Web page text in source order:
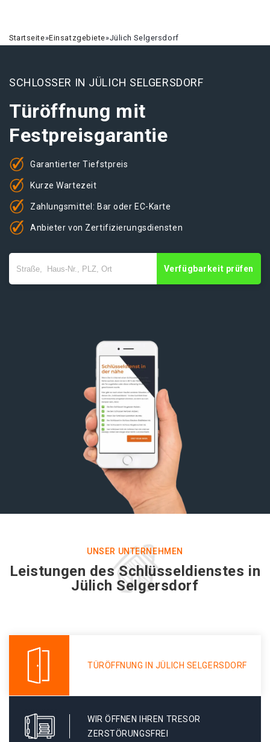
Startseite»Einsatzgebiete»Jülich Selgersdorf
SCHLOSSER IN JÜLICH SELGERSDORF
Türöffnung mit
Festpreisgarantie
Garantierter Tiefstpreis
Kurze Wartezeit
Zahlungsmittel: Bar oder EC-Karte
Anbieter von Zertifizierungsdiensten
Verfügbarkeit prüfen
UNSER UNTERNEHMEN
Leistungen des Schlüsseldienstes in
Jülich Selgersdorf
TÜRÖFFNUNG IN JÜLICH SELGERSDORF
WIR ÖFFNEN IHREN TRESOR
ZERSTÖRUNGSFREI